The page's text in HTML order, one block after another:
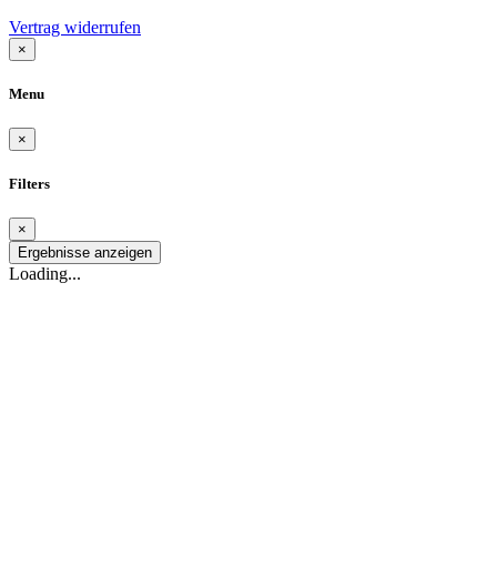
Vertrag widerrufen
×
Menu
×
Filters
×
Ergebnisse anzeigen
Loading...